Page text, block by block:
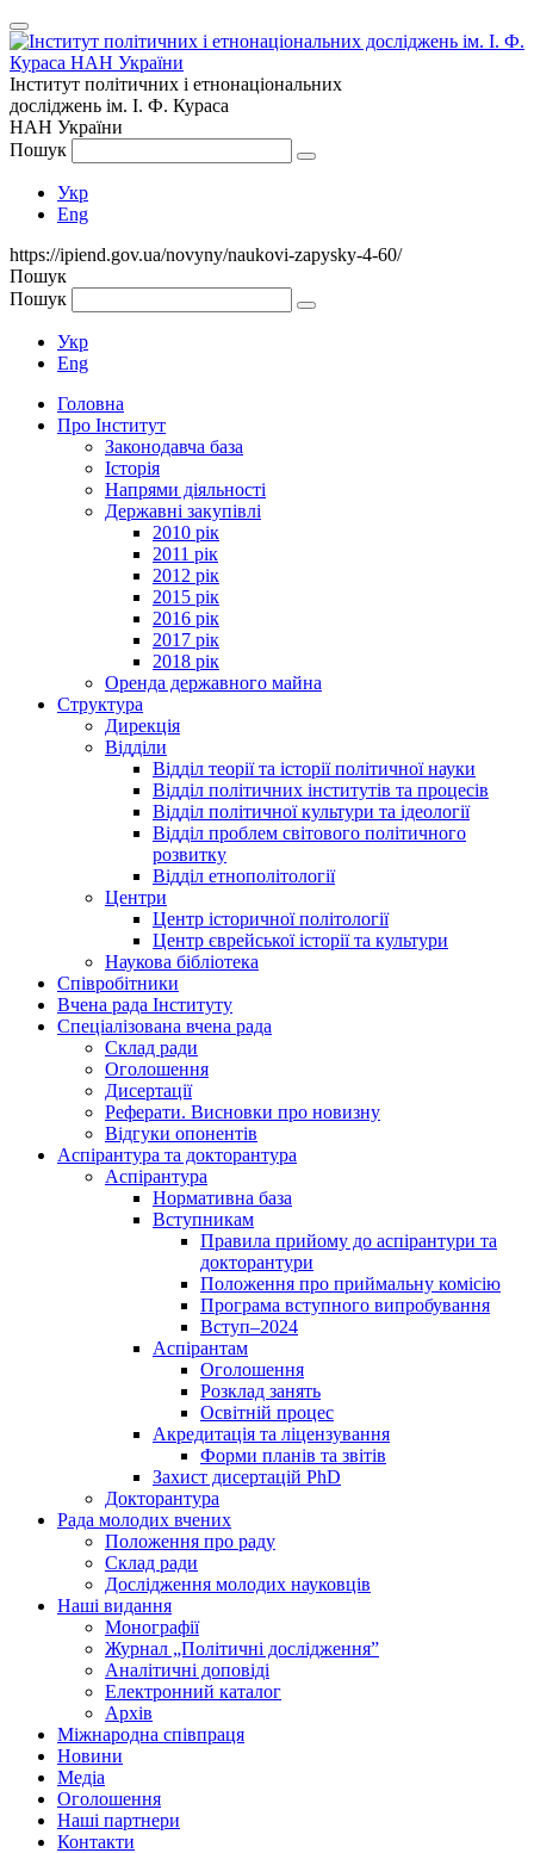
Інститут політичних і етнонаціональних
досліджень ім. І. Ф. Кураса
НАН України
Пошук
Укр
Eng
https://ipiend.gov.ua/novyny/naukovi-zapysky-4-60/
Пошук
Пошук
Укр
Eng
Головна
Про Інститут
Законодавча база
Історія
Напрями діяльності
Державні закупівлі
2010 рік
2011 рік
2012 рік
2015 рік
2016 рік
2017 рік
2018 рік
Оренда державного майна
Структура
Дирекція
Відділи
Відділ теорії та історії політичної науки
Відділ політичних інститутів та процесів
Відділ політичної культури та ідеології
Відділ проблем світового політичного
розвитку
Відділ етнополітології
Центри
Центр історичної політології
Центр єврейської історії та культури
Наукова бібліотека
Співробітники
Вчена рада Інституту
Спеціалізована вчена рада
Склад ради
Оголошення
Дисертації
Реферати. Висновки про новизну
Відгуки опонентів
Аспірантура та докторантура
Аспірантура
Нормативна база
Вступникам
Правила прийому до аспірантури та
докторантури
Положення про приймальну комісію
Програма вступного випробування
Вступ–2024
Аспірантам
Оголошення
Розклад занять
Освітній процес
Акредитація та ліцензування
Форми планів та звітів
Захист дисертацій PhD
Докторантура
Рада молодих вчених
Положення про раду
Склад ради
Дослідження молодих науковців
Наші видання
Монографії
Журнал „Політичні дослідження”
Аналітичні доповіді
Електронний каталог
Архів
Міжнародна співпраця
Новини
Медіa
Оголошення
Наші партнери
Контакти